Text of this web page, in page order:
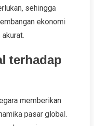
sehingga
ekonomi
terhadap
memberikan
pasar global.